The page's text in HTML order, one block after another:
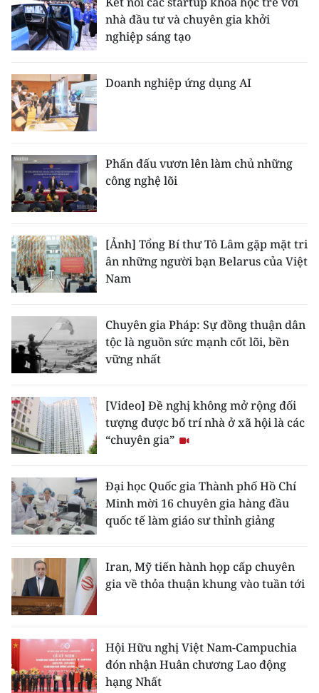
CHUYÊN ĐỀ
VỀ BÁO NHÂN DÂN
NHÂN DÂN CUỐI TUẦN
NHÂN DÂN HẰNG THÁNG
MUA BÁO
ĐỌC BÁO IN
ENGLISH
中文
FRANÇAIS
РУССКИЙ
한국어
nhà đầu tư và chuyên gia khởi
nghiệp sáng tạo
Doanh nghiệp ứng dụng AI
Phấn đấu vươn lên làm chủ những
công nghệ lõi
[Ảnh] Tổng Bí thư Tô Lâm gặp mặt tri
ân những người bạn Belarus của Việt
Nam
Chuyên gia Pháp: Sự đồng thuận dân
tộc là nguồn sức mạnh cốt lõi, bền
vững nhất
[Video] Đề nghị không mở rộng đối
tượng được bố trí nhà ở xã hội là các
“chuyên gia”
Đại học Quốc gia Thành phố Hồ Chí
Minh mời 16 chuyên gia hàng đầu
quốc tế làm giáo sư thỉnh giảng
Iran, Mỹ tiến hành họp cấp chuyên
gia về thỏa thuận khung vào tuần tới
Hội Hữu nghị Việt Nam-Campuchia
đón nhận Huân chương Lao động
hạng Nhất